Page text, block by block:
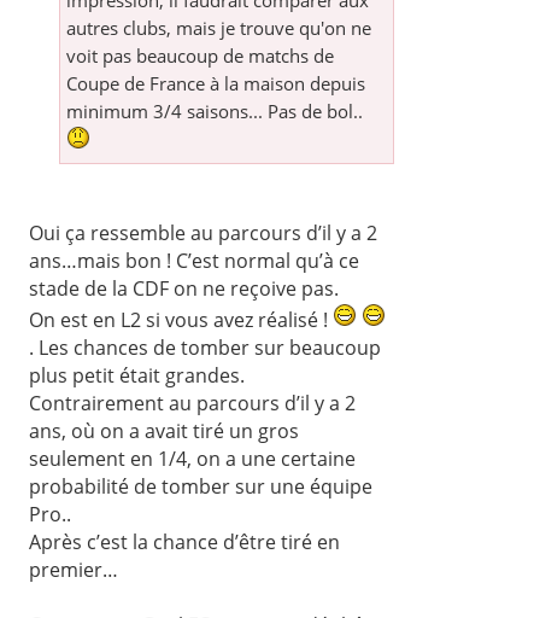
autres clubs, mais je trouve qu'on ne
voit pas beaucoup de matchs de
Coupe de France à la maison depuis
minimum 3/4 saisons... Pas de bol..
Oui ça ressemble au parcours d’il y a 2
ans…mais bon ! C’est normal qu’à ce
stade de la CDF on ne reçoive pas.
On est en L2 si vous avez réalisé !
. Les chances de tomber sur beaucoup
plus petit était grandes.
Contrairement au parcours d’il y a 2
ans, où on a avait tiré un gros
seulement en 1/4, on a une certaine
probabilité de tomber sur une équipe
Pro..
Après c’est la chance d’être tiré en
premier…